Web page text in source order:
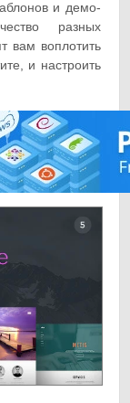
и демо-
разных
вам воплотить
и настроить